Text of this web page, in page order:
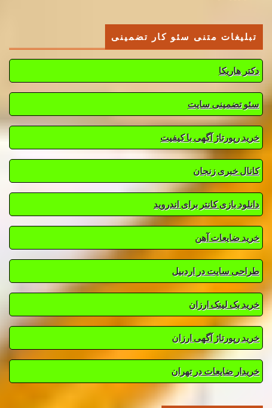
تبلیغات متنی سئو کار تضمینی
دکتر هاریکا
سئو تضمینی سایت
خرید رپورتاژ آگهی با کیفیت
کانال خبری زنجان
دانلود بازی کانتر برای اندروید
خرید ضایعات آهن
طراحی سایت در اردبیل
خرید بک لینک ارزان
خرید رپورتاژ آگهی ارزان
خریدار ضایعات در تهران